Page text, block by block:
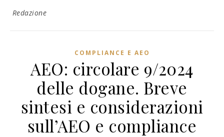
Redazione
COMPLIANCE E AEO
AEO: circolare 9/2024
delle dogane. Breve
sintesi e considerazioni
sull’AEO e compliance